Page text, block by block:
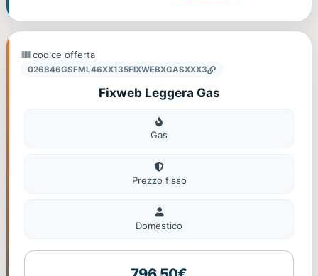
codice offerta
026846GSFML46XX135FIXWEBXGASXXX3
Fixweb Leggera Gas
Gas
Gas
Prezzo fisso
Domestico
Domestico